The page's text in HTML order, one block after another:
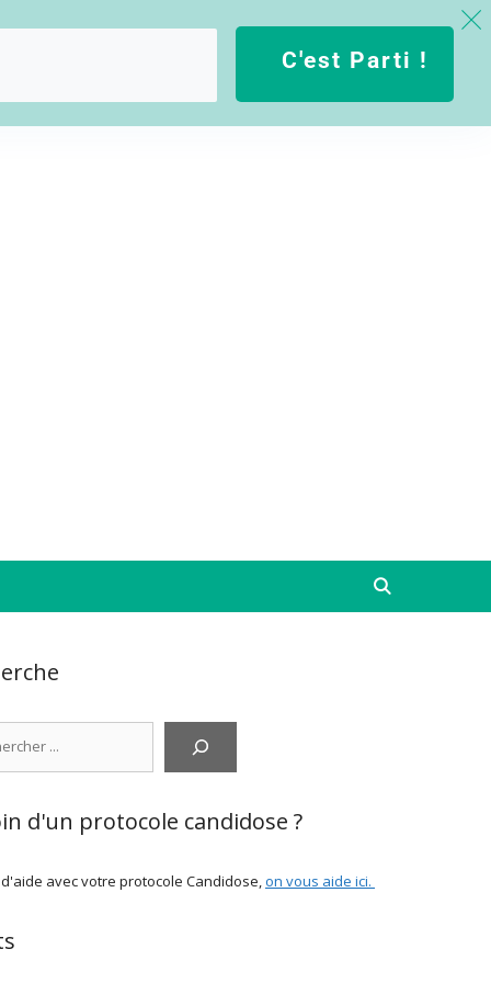
d'un protocole candidose ?
avec votre protocole Candidose, on vous aide ici.
C'est Parti !